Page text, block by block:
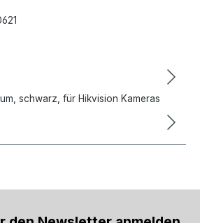
schwarz, für Hikvision Kameras